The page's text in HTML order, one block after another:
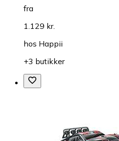
fra
1.129 kr.
hos Happii
+3 butikker